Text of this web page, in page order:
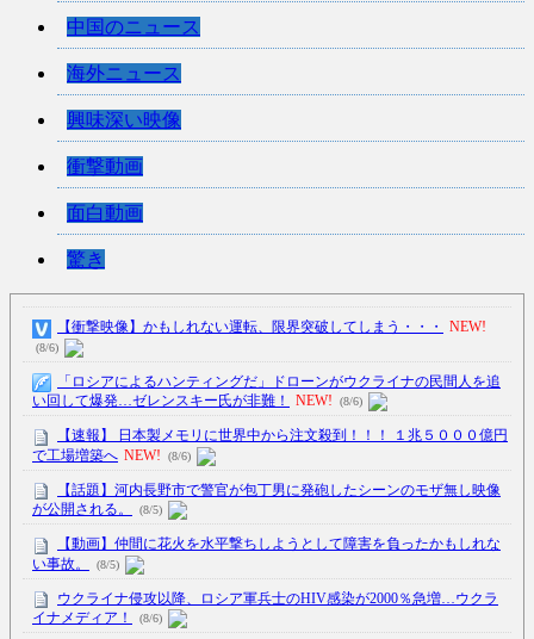
中国のニュース
海外ニュース
興味深い映像
衝撃動画
面白動画
驚き
【衝撃映像】かもしれない運転、限界突破してしまう・・・ NEW!
(8/6)
「ロシアによるハンティングだ」ドローンがウクライナの民間人を追
い回して爆発…ゼレンスキー氏が非難！
NEW! (8/6)
【速報】 日本製メモリに世界中から注文殺到！！！ １兆５０００億円
で工場増築へ NEW! (8/6)
【話題】河内長野市で警官が包丁男に発砲したシーンのモザ無し映像
が公開される。
(8/5)
【動画】仲間に花火を水平撃ちしようとして障害を負ったかもしれな
い事故。
(8/5)
ウクライナ侵攻以降、ロシア軍兵士のHIV感染が2000％急増…ウクラ
イナメディア！
(8/6)